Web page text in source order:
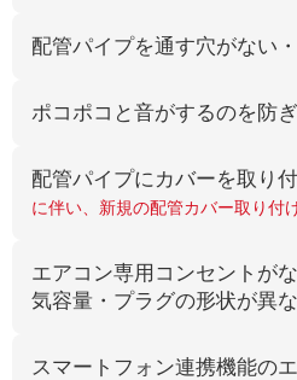
配管パイプを通す穴がない
ポコポコと音がするのを防
配管パイプにカバーを取り
に伴い、新規の配管カバー取り付
エアコン専用コンセントが
気容量・プラグの形状が異
スマートフォン連携機能の